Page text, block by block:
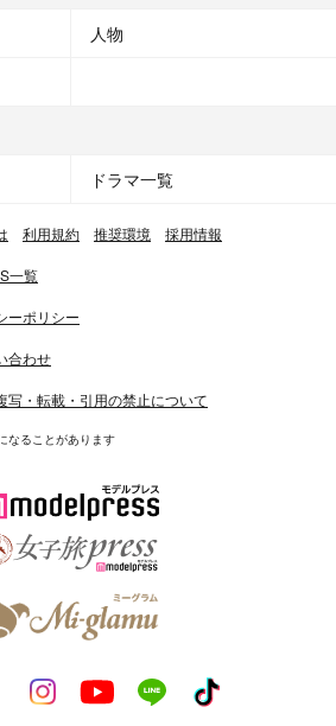
人物
ドラマ一覧
利用規約 推奨環境 採用情報
一覧
ーポリシー
合わせ
写・転載・引用の禁止について
なることがあります